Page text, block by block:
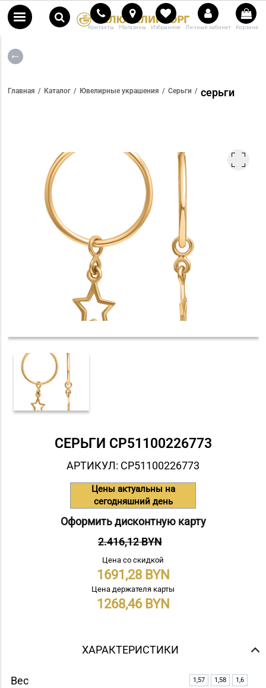
Контакты Магазины Избранное Личный кабинет Корзина
Главная Каталог Ювелирные украшения Серьги серьги
СЕРЬГИ СP51100226773
АРТИКУЛ: СP51100226773
Цены актуальны на
сегодняшний день
Оформить дисконтную карту
2.416,12 BYN
Цена со скидкой
1691,28
Цена держателя карты
1268,46
ХАРАКТЕРИСТИКИ
Вес 1,57 1,58 1,6